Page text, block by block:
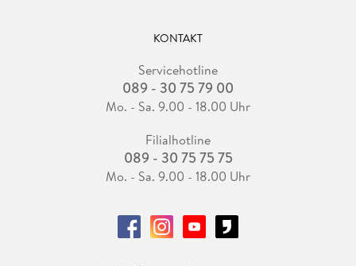
KONTAKT
Servicehotline
089 - 30 75 79 00
Mo. - Sa. 9.00 - 18.00 Uhr
Filialhotline
089 - 30 75 75 75
Mo. - Sa. 9.00 - 18.00 Uhr